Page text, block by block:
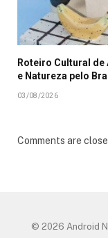
Roteiro Cultural
e Natureza pelo
03/08/2026
Comments are
© 2026 Android